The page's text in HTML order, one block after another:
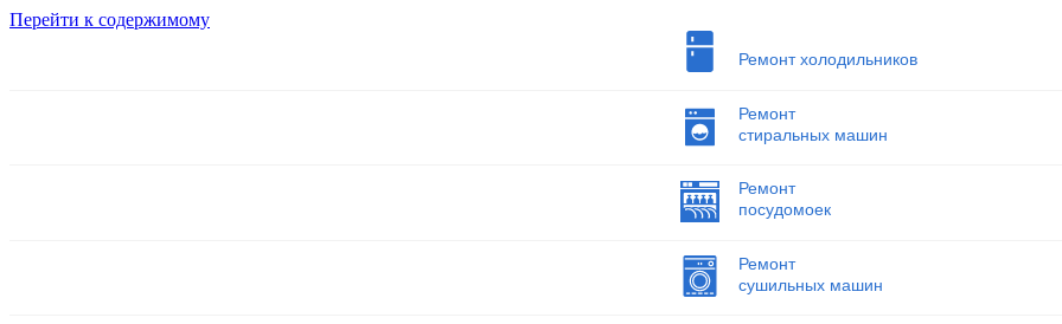
Перейти к содержимому
Ремонт холодильников
Ремонт
стиральных машин
Ремонт
посудомоек
Ремонт
сушильных машин